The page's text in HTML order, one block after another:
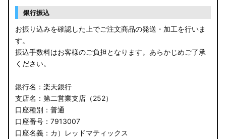
JH3/4 N-WGN
JH1/2 N-WGN
RT5/6 RW1/2 CR-V
RU3/4 ヴェゼル
JW5 S660
銀行振込
お振り込みを確認した上でご注文商品の発送・加工を行いま
す。
振込手数料はお客様のご負担となります。あらかじめご了承
ください。
銀行名：楽天銀行
支店名：第二営業支店（252）
口座種別：普通
口座番号：7913007
口座名義：カ）レッドマティックス